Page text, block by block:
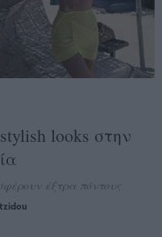
looks στην
έξτρα πόντους